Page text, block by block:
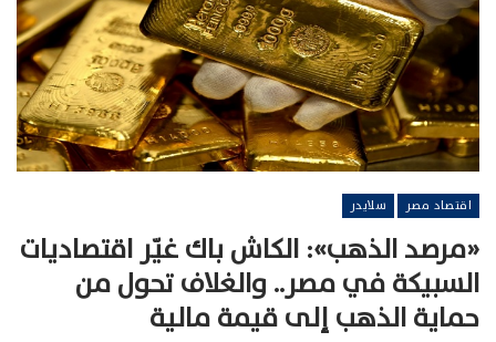
اقتصاد مصر سلايدر
«مرصد الذهب»: الكاش باك غيّر اقتصاديات
السبيكة في مصر.. والغلاف تحول من
حماية الذهب إلى قيمة مالية